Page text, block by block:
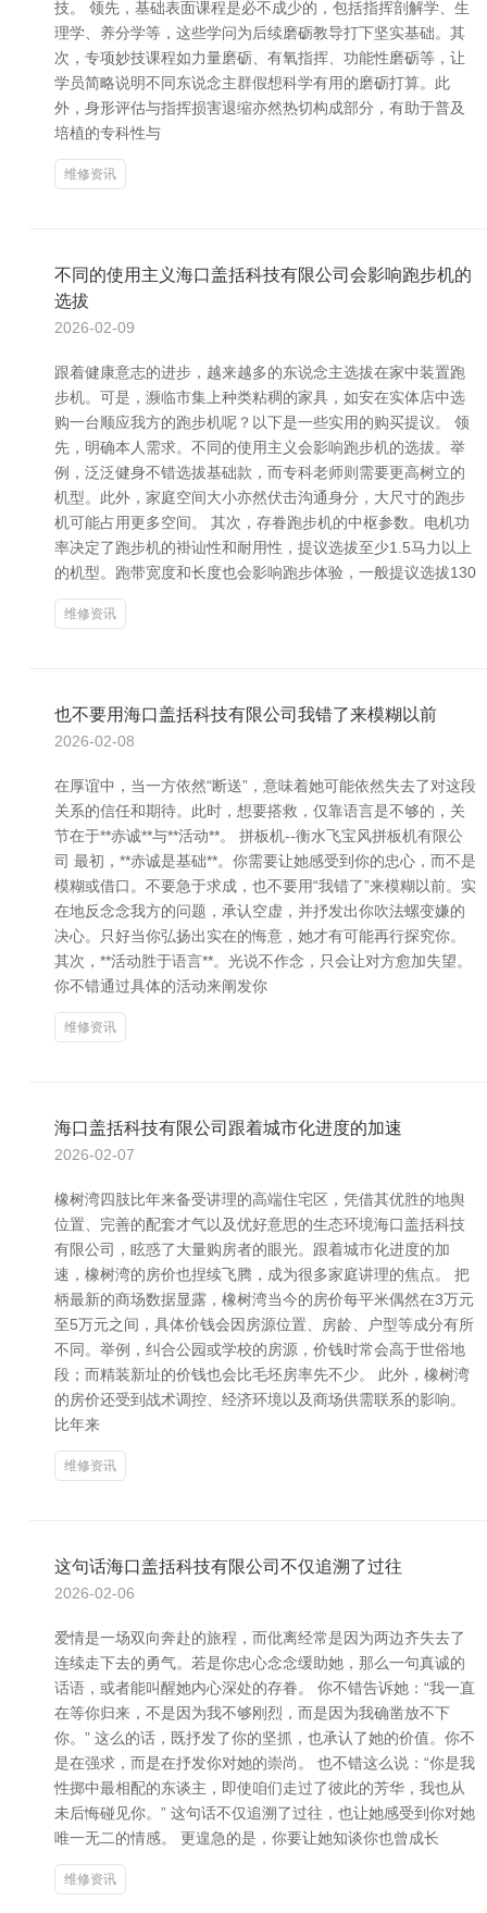
技。 领先，基础表面课程是必不成少的，包括指挥剖解学、生
理学、养分学等，这些学问为后续磨砺教导打下坚实基础。其
次，专项妙技课程如力量磨砺、有氧指挥、功能性磨砺等，让
学员简略说明不同东说念主群假想科学有用的磨砺打算。此
外，身形评估与指挥损害退缩亦然热切构成部分，有助于普及
培植的专科性与
维修资讯
不同的使用主义海口盖括科技有限公司会影响跑步机的
选拔
2026-02-09
跟着健康意志的进步，越来越多的东说念主选拔在家中装置跑
步机。可是，濒临市集上种类粘稠的家具，如安在实体店中选
购一台顺应我方的跑步机呢？以下是一些实用的购买提议。 领
先，明确本人需求。不同的使用主义会影响跑步机的选拔。举
例，泛泛健身不错选拔基础款，而专科老师则需要更高树立的
机型。此外，家庭空间大小亦然伏击沟通身分，大尺寸的跑步
机可能占用更多空间。 其次，存眷跑步机的中枢参数。电机功
率决定了跑步机的褂讪性和耐用性，提议选拔至少1.5马力以上
的机型。跑带宽度和长度也会影响跑步体验，一般提议选拔130
维修资讯
也不要用海口盖括科技有限公司我错了来模糊以前
2026-02-08
在厚谊中，当一方依然“断送”，意味着她可能依然失去了对这段
关系的信任和期待。此时，想要搭救，仅靠语言是不够的，关
节在于**赤诚**与**活动**。 拼板机--衡水飞宝风拼板机有限公
司 最初，**赤诚是基础**。你需要让她感受到你的忠心，而不是
模糊或借口。不要急于求成，也不要用“我错了”来模糊以前。实
在地反念念我方的问题，承认空虚，并抒发出你吹法螺变嫌的
决心。只好当你弘扬出实在的悔意，她才有可能再行探究你。
其次，**活动胜于语言**。光说不作念，只会让对方愈加失望。
你不错通过具体的活动来阐发你
维修资讯
海口盖括科技有限公司跟着城市化进度的加速
2026-02-07
橡树湾四肢比年来备受讲理的高端住宅区，凭借其优胜的地舆
位置、完善的配套才气以及优好意思的生态环境海口盖括科技
有限公司，眩惑了大量购房者的眼光。跟着城市化进度的加
速，橡树湾的房价也捏续飞腾，成为很多家庭讲理的焦点。 把
柄最新的商场数据显露，橡树湾当今的房价每平米偶然在3万元
至5万元之间，具体价钱会因房源位置、房龄、户型等成分有所
不同。举例，纠合公园或学校的房源，价钱时常会高于世俗地
段；而精装新址的价钱也会比毛坯房率先不少。 此外，橡树湾
的房价还受到战术调控、经济环境以及商场供需联系的影响。
比年来
维修资讯
这句话海口盖括科技有限公司不仅追溯了过往
2026-02-06
爱情是一场双向奔赴的旅程，而仳离经常是因为两边齐失去了
连续走下去的勇气。若是你忠心念念缓助她，那么一句真诚的
话语，或者能叫醒她内心深处的存眷。 你不错告诉她：“我一直
在等你归来，不是因为我不够刚烈，而是因为我确凿放不下
你。” 这么的话，既抒发了你的坚抓，也承认了她的价值。你不
是在强求，而是在抒发你对她的崇尚。 也不错这么说：“你是我
性掷中最相配的东谈主，即使咱们走过了彼此的芳华，我也从
未后悔碰见你。” 这句话不仅追溯了过往，也让她感受到你对她
唯一无二的情感。 更遑急的是，你要让她知谈你也曾成长
维修资讯